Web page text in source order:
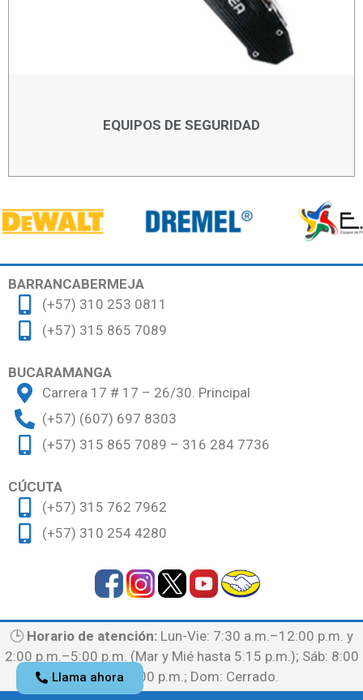
EQUIPOS DE SEGURIDAD
BARRANCABERMEJA
(+57) 310 253 0811
(+57) 315 865 7089
BUCARAMANGA
Carrera 17 # 17 – 26/30. Principal
(+57) (607) 697 8303
(+57) 315 865 7089 – 316 284 7736
CÚCUTA
(+57) 315 762 7962
(+57) 310 254 4280
🕒 Horario de atención: Lun-Vie: 7:30 a.m.–12:00 p.m. y
2:00 p.m.–5:00 p.m. (Mar y Mié hasta 5:15 p.m.); Sáb: 8:00
a.m.–12:00 p.m.; Dom: Cerrado.
Llama ahora